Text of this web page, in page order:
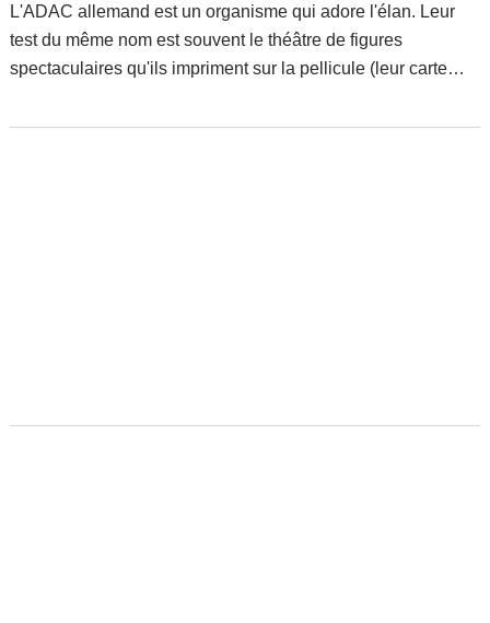
L'ADAC allemand est un organisme qui adore l'élan. Leur
test du même nom est souvent le théâtre de figures
spectaculaires qu'ils impriment sur la pellicule (leur carte
Renault Kangoo ont déjà eu maille à partir avec ce test